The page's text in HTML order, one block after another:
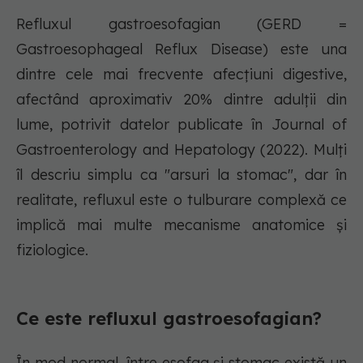
Refluxul gastroesofagian (GERD =
Gastroesophageal Reflux Disease) este una
dintre cele mai frecvente afecțiuni digestive,
afectând aproximativ 20% dintre adulții din
lume, potrivit datelor publicate în Journal of
Gastroenterology and Hepatology (2022). Mulți
îl descriu simplu ca "arsuri la stomac", dar în
realitate, refluxul este o tulburare complexă ce
implică mai multe mecanisme anatomice și
fiziologice.
Ce este refluxul gastroesofagian?